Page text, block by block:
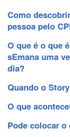
Como
pessoa pelo
O que é o que
sEmana uma
dia?
Quando o
O que
Pode colocar o